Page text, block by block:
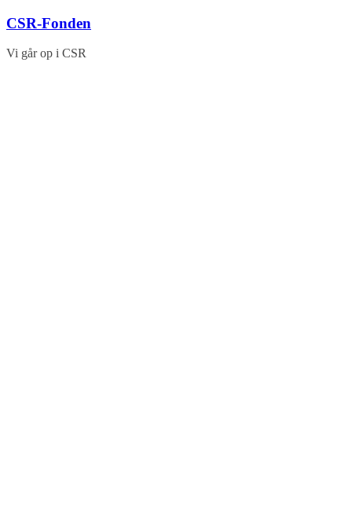
Skip
content
CSR-Fonden
Vi går op i CSR